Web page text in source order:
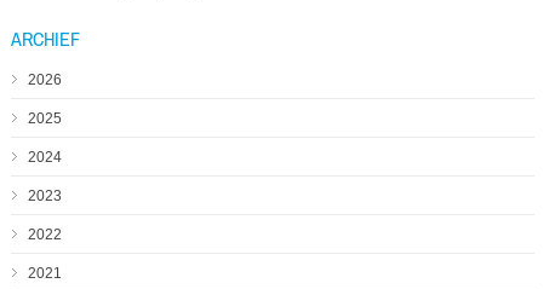
ARCHIEF
2026
2025
2024
2023
2022
2021